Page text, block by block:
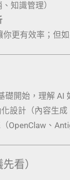
知識管理）
更有效率；但
礎開始，理解 AI
設計（內容生成
OpenClaw、
看）